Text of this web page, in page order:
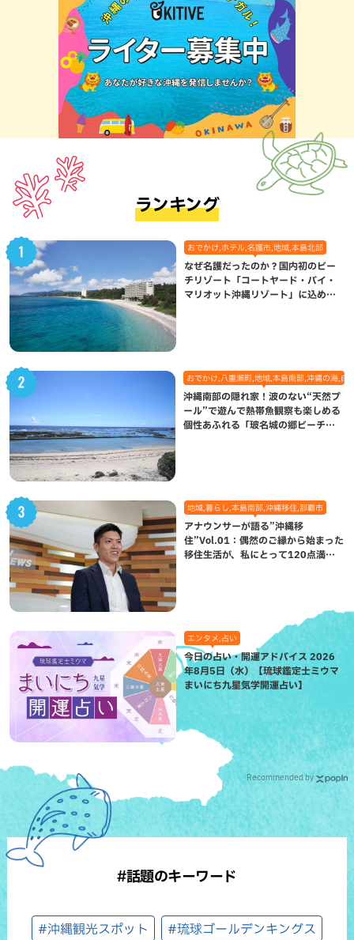
ランキング
おでかけ,ホテル,名護市,地域,本島北部
なぜ名護だったのか？国内初のビー
チリゾート「コートヤード・バイ・
マリオット沖縄リゾート」に込めら
おでかけ,八重瀬町,地域,本島南部,沖縄の海,自
沖縄南部の隠れ家！波のない“天然プ
ール”で遊んで熱帯魚観察も楽しめる
個性あふれる「玻名城の郷ビーチ」
地域,暮らし,本島南部,沖縄移住,那覇市
アナウンサーが語る”沖縄移
住”Vol.01：偶然のご縁から始まった
移住生活が、私にとって120点満点
エンタメ,占い
今日の占い・開運アドバイス 2026
年8月5日（水）【琉球鑑定士ミウマ
まいにち九星気学開運占い】
Recommended by
#話題のキーワード
#沖縄観光スポット #琉球ゴールデンキングス